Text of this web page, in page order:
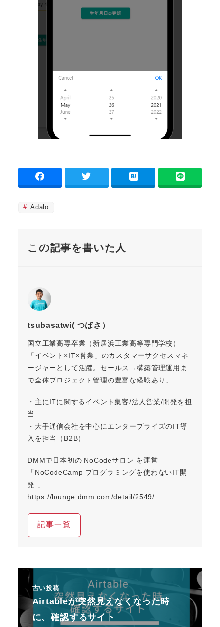
- - -
Adalo
この記事を書いた人
tsubasatwi( つばさ）
国立工業高専卒業（新居浜工業高等専門学校）
「イベント×IT×営業」のカスタマーサクセスマネ
ージャーとして活躍。セールス→構築管理運用ま
で全体プロジェクト管理の豊富な経験あり。
・主にITに関するイベント集客/法人営業/開発を担
当
・大手通信会社を中心にエンタープライズのIT導
入を担当（B2B）
DMMで日本初の NoCodeサロン を運営
「NoCodeCamp プログラミングを使わないIT開
発 」
https://lounge.dmm.com/detail/2549/
記事一覧
古い投稿
Airtableが突然見えなくなった時
に、確認するサイト